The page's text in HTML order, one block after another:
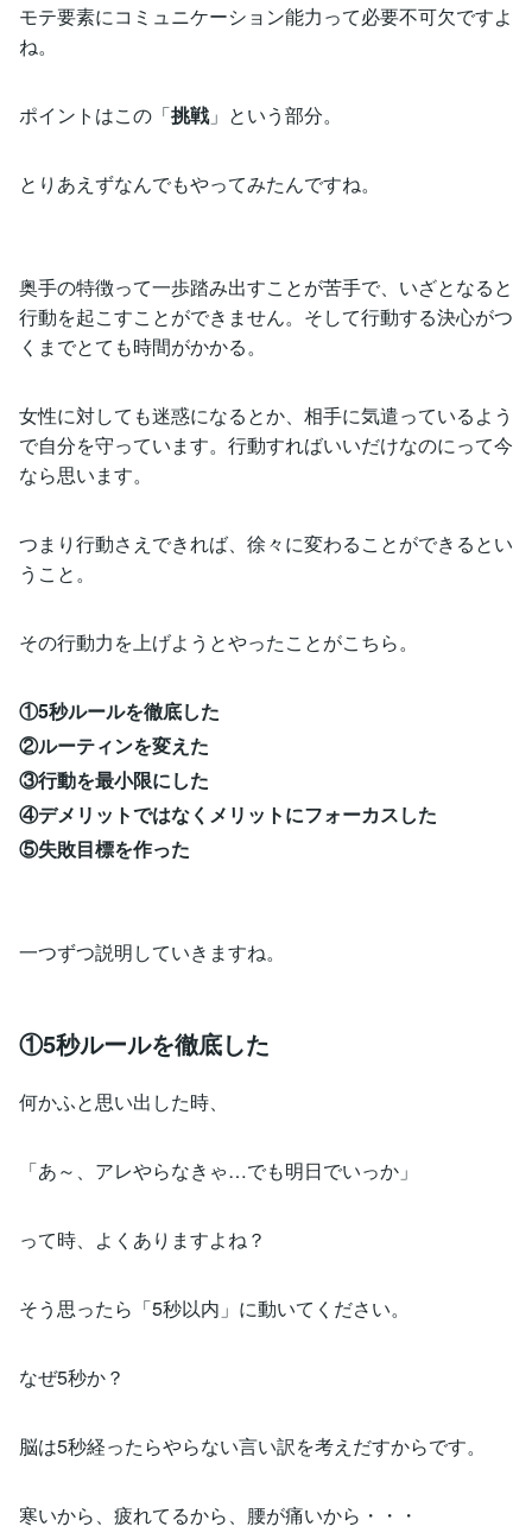
モテ要素にコミュニケーション能力って必要不可欠ですよ
ね。
ポイントはこの「挑戦」という部分。
とりあえずなんでもやってみたんですね。
奥手の特徴って一歩踏み出すことが苦手で、いざとなると
行動を起こすことができません。そして行動する決心がつ
くまでとても時間がかかる。
女性に対しても迷惑になるとか、相手に気遣っているよう
で自分を守っています。行動すればいいだけなのにって今
なら思います。
つまり行動さえできれば、徐々に変わることができるとい
うこと。
その行動力を上げようとやったことがこちら。
①5秒ルールを徹底した
②ルーティンを変えた
③行動を最小限にした
④デメリットではなくメリットにフォーカスした
⑤失敗目標を作った
一つずつ説明していきますね。
①5秒ルールを徹底した
何かふと思い出した時、
「あ～、アレやらなきゃ…でも明日でいっか」
って時、よくありますよね？
そう思ったら「5秒以内」に動いてください。
なぜ5秒か？
脳は5秒経ったらやらない言い訳を考えだすからです。
寒いから、疲れてるから、腰が痛いから・・・